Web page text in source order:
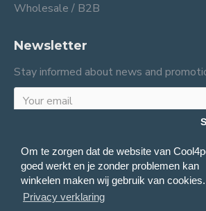
Om te zorgen dat de website van
goed werkt en je zonder problemen kan
winkelen maken wij gebruik van cookies.
Privacy verklaring
Wholesale / B2B
Newsletter
Stay informed about news and
General terms